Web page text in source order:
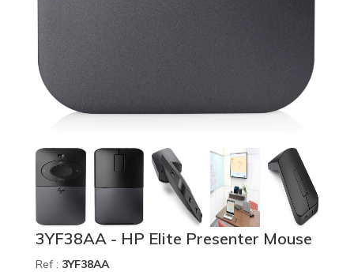
3YF38AA - HP Elite Presenter Mouse
Ref : 3YF38AA